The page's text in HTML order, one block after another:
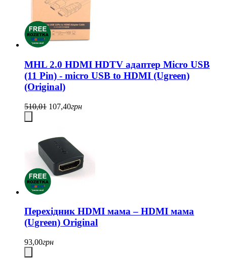
MHL 2.0 HDMI HDTV адаптер Micro USB
(11 Pin) - micro USB to HDMI (Ugreen)
(Original)
510,01 107,40грн
Перехідник HDMI мама – HDMI мама
(Ugreen) Original
93,00грн